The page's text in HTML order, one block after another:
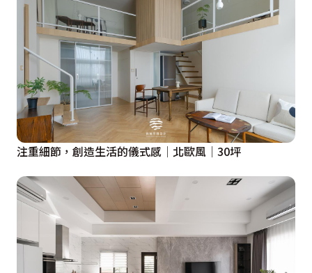
注重細節，創造生活的儀式感│北歐風│30坪